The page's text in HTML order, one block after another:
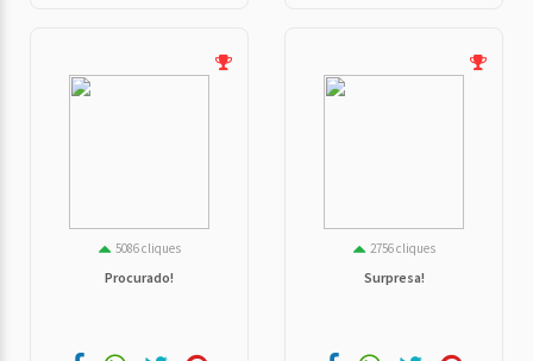
5086 cliques
Procurado!
2756 cliques
Surpresa!